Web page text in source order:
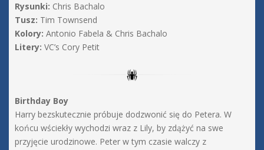
Rysunki: Chris Bachalo
Tusz: Tim Townsend
Kolory: Antonio Fabela & Chris Bachalo
Litery: VC’s Cory Petit
Birthday Boy
Harry bezskutecznie próbuje dodzwonić się do Petera. W
końcu wściekły wychodzi wraz z Lily, by zdążyć na swe
przyjęcie urodzinowe. Peter w tym czasie walczy z